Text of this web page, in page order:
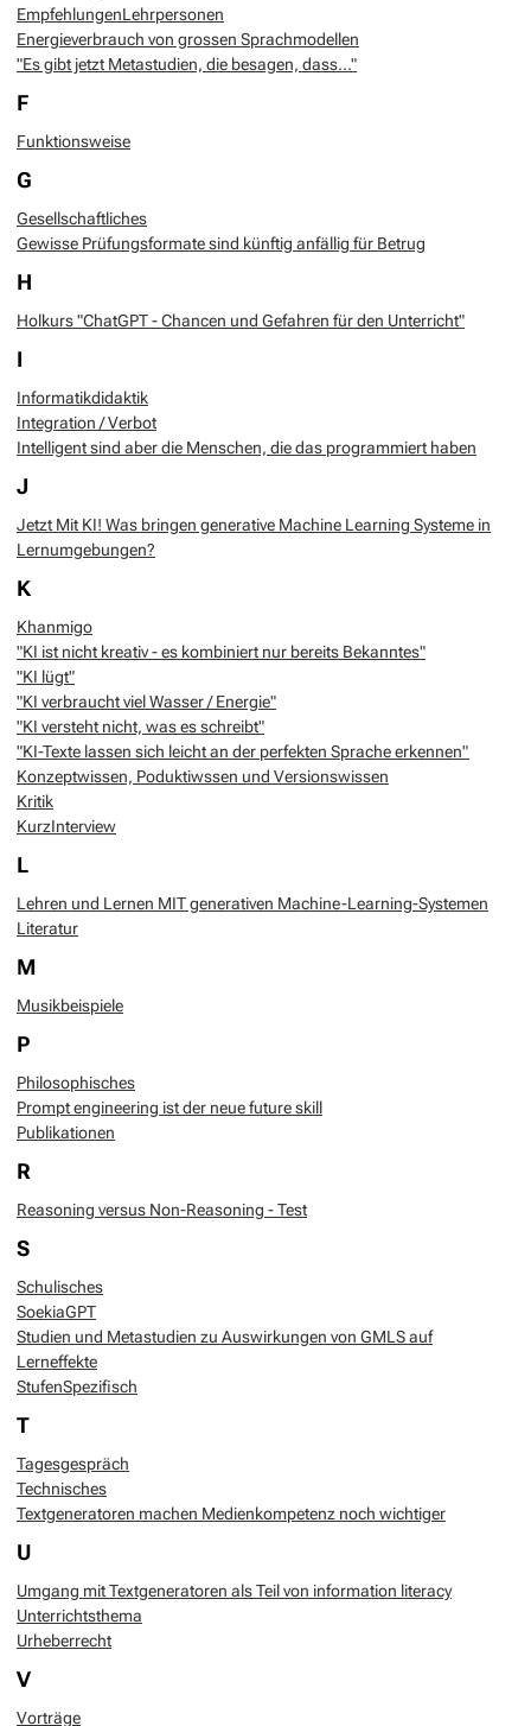
EmpfehlungenLehrpersonen
Energieverbrauch von grossen Sprachmodellen
"Es gibt jetzt Metastudien, die besagen, dass..."
F
Funktionsweise
G
Gesellschaftliches
Gewisse Prüfungsformate sind künftig anfällig für Betrug
H
Holkurs "ChatGPT - Chancen und Gefahren für den Unterricht"
I
Informatikdidaktik
Integration / Verbot
Intelligent sind aber die Menschen, die das programmiert haben
J
Jetzt Mit KI! Was bringen generative Machine Learning Systeme in
Lernumgebungen?
K
Khanmigo
"KI ist nicht kreativ - es kombiniert nur bereits Bekanntes"
"KI lügt"
"KI verbraucht viel Wasser / Energie"
"KI versteht nicht, was es schreibt"
"KI-Texte lassen sich leicht an der perfekten Sprache erkennen"
Konzeptwissen, Poduktiwssen und Versionswissen
Kritik
KurzInterview
L
Lehren und Lernen MIT generativen Machine-Learning-Systemen
Literatur
M
Musikbeispiele
P
Philosophisches
Prompt engineering ist der neue future skill
Publikationen
R
Reasoning versus Non-Reasoning - Test
S
Schulisches
SoekiaGPT
Studien und Metastudien zu Auswirkungen von GMLS auf
Lerneffekte
StufenSpezifisch
T
Tagesgespräch
Technisches
Textgeneratoren machen Medienkompetenz noch wichtiger
U
Umgang mit Textgeneratoren als Teil von information literacy
Unterrichtsthema
Urheberrecht
V
Vorträge